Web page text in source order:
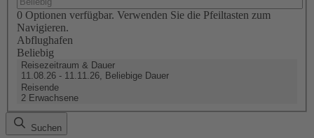
0 Optionen verfügbar. Verwenden Sie die Pfeiltasten zum
Navigieren.
Abflughafen
Beliebig
Reisezeitraum & Dauer
11.08.26 - 11.11.26, Beliebige Dauer
Reisende
2 Erwachsene
Suchen